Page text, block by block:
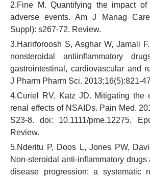
2.Fine M. Quantifying the impact of
adverse events. Am J Manag
Suppl): s267-72. Review.
3.Harirforoosh S, Asghar W, Jamali
nonsteroidal antiinflammatory
gastrointestinal, cardiovascular and
J Pharm Pharm Sci. 2013;16(5):821-
4.Curiel RV, Katz JD. Mitigating the
renal effects of NSAIDs. Pain Med.
S23-8. doi: 10.1111/pme.12275.
Review.
5.Nderitu P, Doos L, Jones PW,
Non-steroidal anti-inflammatory
disease progression: a systematic